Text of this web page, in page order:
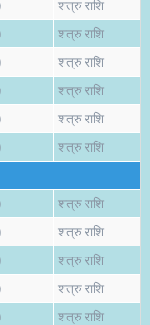
शत्रु राशि
शत्रु राशि
शत्रु राशि
शत्रु राशि
शत्रु राशि
शत्रु राशि
शत्रु राशि
शत्रु राशि
शत्रु राशि
शत्रु राशि
शत्रु राशि